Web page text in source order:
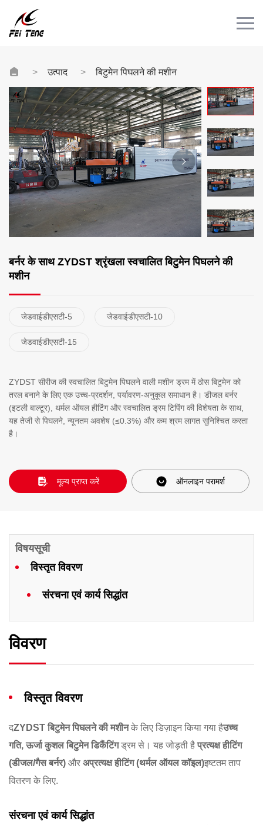
समाचार
संपर्क
वीडियो
उत्पाद बिटुमेन पिघलने की मशीन
बर्नर के साथ ZYDST श्रृंखला स्वचालित बिटुमेन पिघलने की
मशीन
जेडवाईडीएसटी-5 जेडवाईडीएसटी-10
जेडवाईडीएसटी-15
​ZYDST सीरीज की स्वचालित बिटुमेन पिघलने वाली मशीन​ ड्रम में ठोस बिटुमेन को
तरल बनाने के लिए एक उच्च-प्रदर्शन, पर्यावरण-अनुकूल समाधान है। ​डीजल बर्नर
(इटली बाल्टूर), ​थर्मल ऑयल हीटिंग और ​स्वचालित ड्रम टिपिंग की विशेषता के साथ,
यह तेजी से पिघलने, न्यूनतम अवशेष (≤0.3%) और कम श्रम लागत सुनिश्चित करता
है।
मूल्य प्राप्त करें ऑनलाइन परामर्श
विषयसूची
​विस्तृत विवरण​
​संरचना एवं कार्य सिद्धांत​
विवरण
विस्तृत विवरण
दZYDST बिटुमेन पिघलने की मशीन​ के लिए डिज़ाइन किया गया हैउच्च
गति, ऊर्जा कुशल बिटुमेन डिकैंटिंग​ ड्रम से। यह जोड़ती है ​प्रत्यक्ष हीटिंग
(डीजल/गैस बर्नर)​ ​ और ​ अप्रत्यक्ष हीटिंग (थर्मल ऑयल कॉइल)​इष्टतम ताप
वितरण के लिए.
संरचना एवं कार्य सिद्धांत